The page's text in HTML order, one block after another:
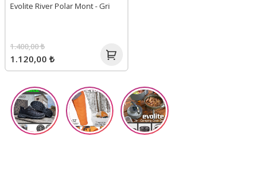
Evolite River Polar Mont - Gri
1.120,00 ₺
1.400,00 ₺